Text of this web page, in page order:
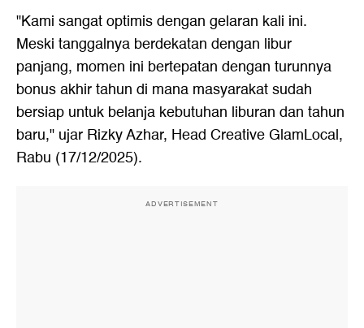
"Kami sangat optimis dengan gelaran kali ini.
Meski tanggalnya berdekatan dengan libur
panjang, momen ini bertepatan dengan turunnya
bonus akhir tahun di mana masyarakat sudah
bersiap untuk belanja kebutuhan liburan dan tahun
baru," ujar Rizky Azhar, Head Creative GlamLocal,
Rabu (17/12/2025).
ADVERTISEMENT